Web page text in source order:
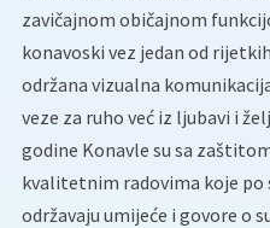
zavičajnom običajnom
konavoski vez jedan od
održana vizualna
veze za ruho već iz ljubavi i
godine Konavle su sa
kvalitetnim radovima koje
održavaju umijeće i govore o